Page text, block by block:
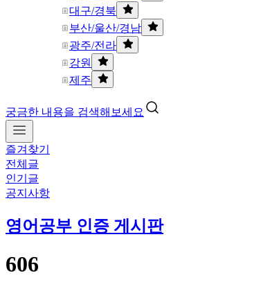
대구/경북
부산/울산/경남
광주/전라
강원
제주
궁금한 내용을 검색해보세요
즐겨찾기
전체글
인기글
공지사항
영어공부 인증 게시판
606